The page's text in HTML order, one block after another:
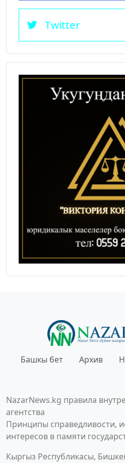
Twitter
Башкы бет Архив
NazarNews.kg правила
агентства
Принципы справедливости,
интересов в памяти
Кыргыз Республикасы,